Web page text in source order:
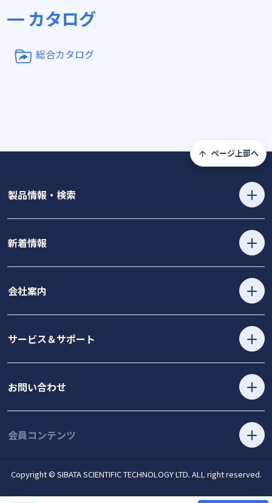
カタログ
総合カタログ
ページ上部へ
製品情報・検索
新着情報
会社案内
サービス＆サポート
お問い合わせ
会員コンテンツ
Copyright © SIBATA SCIENTIFIC TECHNOLOGY LTD. ALL right reserved.